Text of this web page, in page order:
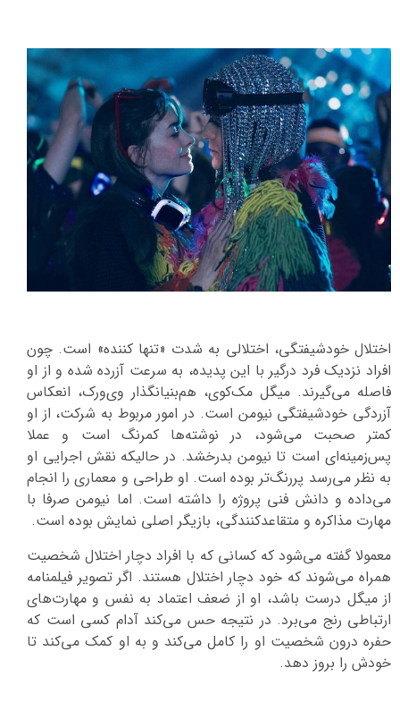
اختلال خودشیفتگی، اختلالی به شدت «تنها کننده» است. چون
افراد نزدیک فرد درگیر با این پدیده، به سرعت آزرده شده و از او
فاصله می‌گیرند. میگل مک‌کوی، هم‌بنیانگذار وی‌ورک، انعکاس
آزردگی خودشیفتگی نیومن است. در امور مربوط به شرکت، از او
کمتر صحبت می‌شود، در نوشته‌ها کمرنگ است و عملا
پس‌زمینه‌ای است تا نیومن بدرخشد. در حالیکه نقش اجرایی او
به نظر می‌رسد پررنگ‌تر بوده است. او طراحی و معماری را انجام
می‌داده و دانش فنی پروژه را داشته است. اما نیومن صرفا با
مهارت مذاکره و متقاعدکنندگی، بازیگر اصلی نمایش بوده است.
معمولا گفته می‌شود که کسانی که با افراد دچار اختلال شخصیت
همراه می‌شوند که خود دچار اختلال هستند. اگر تصویر فیلمنامه
از میگل درست باشد، او از ضعف اعتماد به نفس و مهارت‌های
ارتباطی رنج می‌برد. در نتیجه حس می‌کند آدام کسی است که
حفره درون شخصیت او را کامل می‌کند و به او کمک می‌کند تا
خودش را بروز دهد.